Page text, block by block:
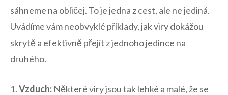
sáhneme ⁣na obličej. To je jedna z⁤ cest, ale ne jediná.
Uvádíme vám neobvyklé příklady, jak viry dokážou
skrytě a efektivně přejít z jednoho jedince​ na​
druhého.
1.Vzduch: Některé viry jsou tak lehké a malé, že se